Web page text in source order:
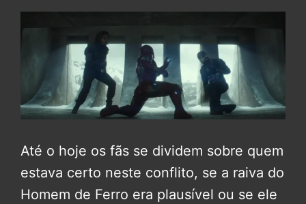
Até o hoje os fãs se dividem sobre quem
estava certo neste conflito, se a raiva do
Homem de Ferro era plausível ou se ele